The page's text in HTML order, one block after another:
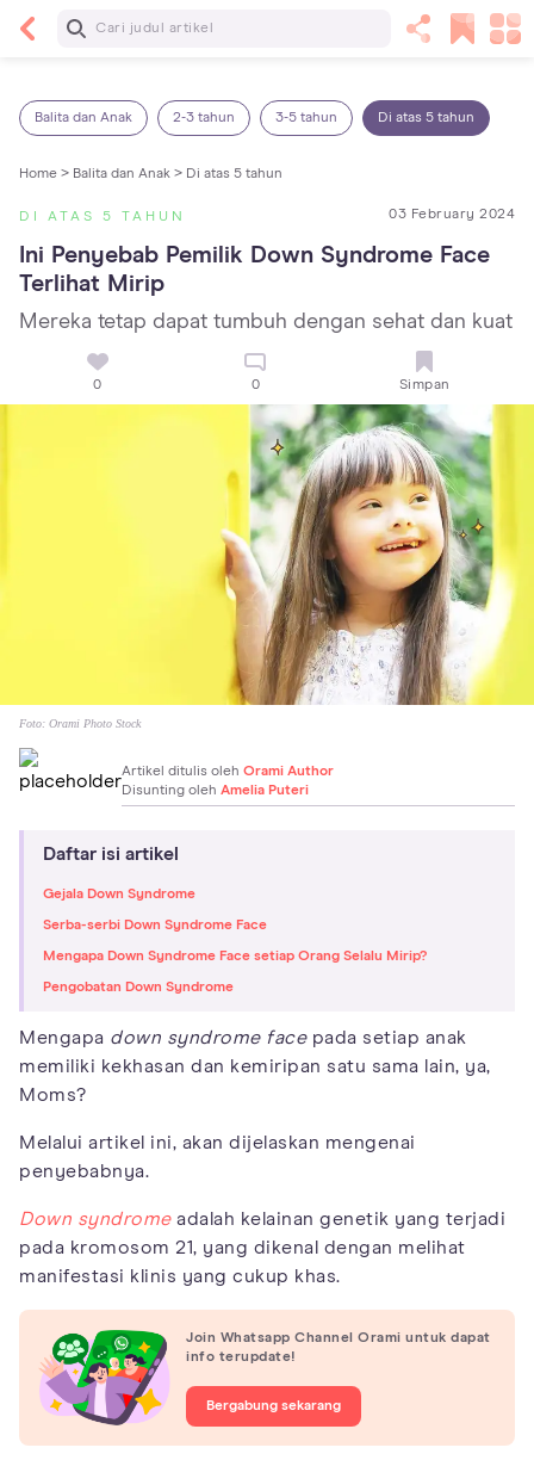
Baca Selanjutnya
Balita dan Anak 2-3 tahun 3-5 tahun Di atas 5 tahun
Home > Balita dan Anak > Di atas 5 tahun
DI ATAS 5 TAHUN 03 February 2024
Ini Penyebab Pemilik Down Syndrome Face
Terlihat Mirip
Mereka tetap dapat tumbuh dengan sehat dan kuat
0 0 Simpan
Foto: Orami Photo Stock
Artikel ditulis oleh Orami Author
Disunting oleh Amelia Puteri
Daftar isi artikel
Gejala Down Syndrome
Serba-serbi Down Syndrome Face
Mengapa Down Syndrome Face setiap Orang Selalu Mirip?
Pengobatan Down Syndrome
Mengapa down syndrome facepada setiap anak
memiliki kekhasan dan kemiripan satu sama lain, ya,
Moms?
Melalui artikel ini, akan dijelaskan mengenai
penyebabnya.
Down syndromeadalah kelainan genetik yang terjadi
pada kromosom 21, yang dikenal dengan melihat
manifestasi klinis yang cukup khas.
Join Whatsapp Channel Orami untuk dapat
info terupdate!
Bergabung sekarang